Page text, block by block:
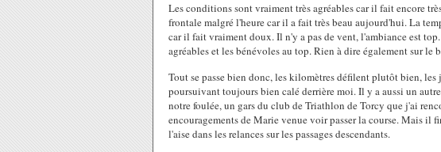
Les conditions sont vraiment très agréables car il fait encore
frontale malgré l'heure car il a fait très beau aujourd'hui. La
car il fait vraiment doux. Il n'y a pas de vent, l'ambiance est
agréables et les bénévoles au top. Rien à dire également sur le
Tout se passe bien donc, les kilomètres défilent plutôt bien, les
poursuivant toujours bien calé derrière moi. Il y a aussi un
notre foulée, un gars du club de Triathlon de Torcy que j'ai
encouragements de Marie venue voir passer la course. Mais il
l'aise dans les relances sur les passages descendants.